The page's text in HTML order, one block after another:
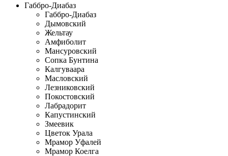
Габбро-Диабаз
Габбро-Диабаз
Дымовский
Жельтау
Амфиболит
Мансуровский
Сопка Бунтина
Калгуваара
Масловский
Лезниковский
Покостовский
Лабрадорит
Капустинский
Змеевик
Цветок Урала
Мрамор Уфалей
Мрамор Коелга